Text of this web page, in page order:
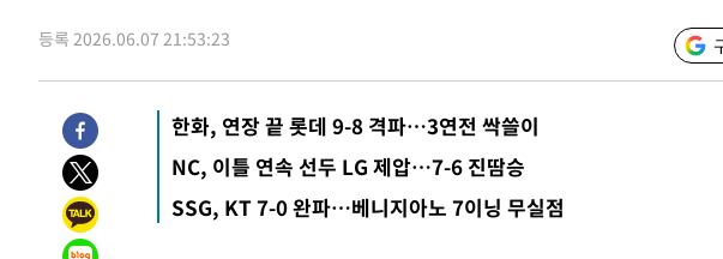
-4205초 전 >[속보]코스닥, 2.15포인트(0.27%) 내린 797.44 출발
-4188초 전 >[속보]코스피, 119.51포인트(1.81%) 내린 6478.75 개장
-635초 전 >
6월 경상수지 497.3억 달러…두 달 연속 사상 최대
-32276초 전 >
'월드컵 탈락 후폭풍' 축구협회…초유의 압수수색에 '충격·당황'
-32116초 전 >
서울 낮 37.9도, 올여름 최고치 경신…영등포 순간 '40도'
-31678초 전 >
[속보]종합특검, 대검 추가 압수수색…내란 중요임무종사 혐의
-27773초 전 >
등록 2026.06.07 21:53:23
한화, 연장 끝 롯데 9-8 격파…3연전 싹쓸이
NC, 이틀 연속 선두 LG 제압…7-6 진땀승
SSG, KT 7-0 완파…베니지아노 7이닝 무실점